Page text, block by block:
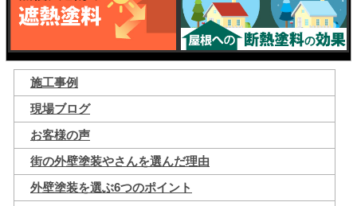
施工事例
現場ブログ
お客様の声
街の外壁塗装やさんを選んだ理由
外壁塗装を選ぶ6つのポイント